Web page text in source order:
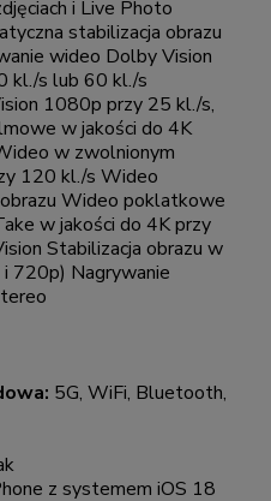
i Live Photo
stabilizacja obrazu
wideo Dolby Vision
kl./s lub 60 kl./s
1080p przy 25 kl./s,
w jakości do 4K
w zwolnionym
120 kl./s Wideo
Wideo poklatkowe
w jakości do 4K przy
Stabilizacja obrazu w
720p) Nagrywanie
5G, WiFi, Bluetooth,
z systemem iOS 18